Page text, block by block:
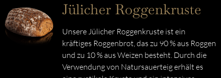
Jülicher Roggenkruste
Unsere Jülicher Roggenkruste ist ein
kräftiges Roggenbrot, das zu 90 % aus Roggen
und zu 10 % aus Weizen besteht. Durch die
Verwendung von Natursauerteig erhält es